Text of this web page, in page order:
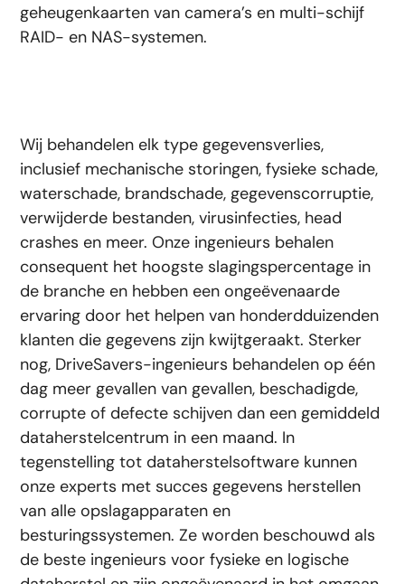
geheugenkaarten van camera’s en multi-schijf
RAID- en NAS-systemen.
Wij behandelen elk type gegevensverlies,
inclusief mechanische storingen, fysieke schade,
waterschade, brandschade, gegevenscorruptie,
verwijderde bestanden, virusinfecties, head
crashes en meer. Onze ingenieurs behalen
consequent het hoogste slagingspercentage in
de branche en hebben een ongeëvenaarde
ervaring door het helpen van honderdduizenden
klanten die gegevens zijn kwijtgeraakt. Sterker
nog, DriveSavers-ingenieurs behandelen op één
dag meer gevallen van gevallen, beschadigde,
corrupte of defecte schijven dan een gemiddeld
dataherstelcentrum in een maand. In
tegenstelling tot dataherstelsoftware kunnen
onze experts met succes gegevens herstellen
van alle opslagapparaten en
besturingssystemen. Ze worden beschouwd als
de beste ingenieurs voor fysieke en logische